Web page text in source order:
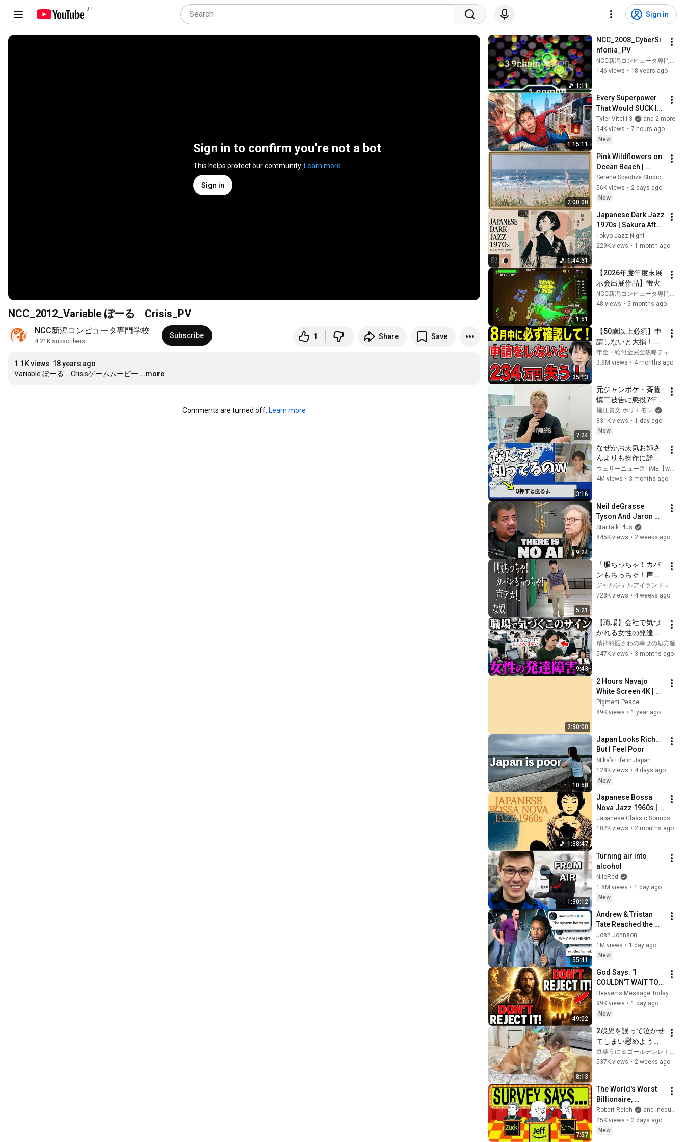
JP
Sign in
Sign in to confirm you’re not a bot
This helps protect our community. Learn more
Sign in
NCC_2012_Variable ぼーる Crisis_PV
NCC新潟コンピュータ専門学校
4.21K subscribers
Subscribe 1 Share Save
1.1K views 18 years ago
Variable ぼーる　Crisisゲームムービー ...more
Comments are turned off. Learn more
1:11
NCC_2008_CyberSi
nfonia_PV
NCC新潟コンピュータ専門学校
146 views • 18 years ago
1:15:11
Every Superpower
That Would SUCK In
Real Life..
Tyler Vitelli 3
and 2 more
54K views • 7 hours ago
New
2:00:00
Pink Wildflowers on
Ocean Beach |
Vintage Coastal
Seascape Oil
Painting | 4K
Screensaver
Serene Spective Studio
56K views • 2 days ago
New
1:44:51
Japanese Dark Jazz
1970s | Sakura After
Midnight
Tokyo Jazz Night
229K views • 1 month ago
1:51
【2026年度年度末展
示会出展作品】蛍火
NCC新潟コンピュータ専門学校
48 views • 5 months ago
25:13
【50歳以上必須】申
請しないと大損！ね
んきん定期便に載ら
ない年金4選！
3.9M views • 4 months ago
7:24
元ジャンポケ・斉藤
慎二被告に懲役7年が
求刑された件につい
て解説します
堀江貴文 ホリエモン
331K views • 1 day ago
New
3:16
なぜかお天気お姉さ
んよりも操作に詳し
い視聴者が異常
w【戸北美月】
ウェザーニュースTiME【weather news live切り抜き】
4M views • 3 months ago
9:24
Neil deGrasse
Tyson And Jaron
Lanier on the AI
Illusion
StarTalk Plus
845K views • 2 weeks ago
5:21
「服ちっちゃ！カバ
ンもちっちゃ！声デ
カ！」な奴
ジャルジャルアイランド JARUJARU ISLAND
728K views • 4 weeks ago
9:43
【職場】会社で気づ
かれる女性の発達障
害サイン５選!| アス
ペルガー症候群| 自閉
ADHD・ASD・LD
精神科医さわの幸せの処方箋
547K views • 3 months ago
2:30:00
2 Hours Navajo
White Screen 4K |
Background |
Backdrop |
TV
Pigment Peace
89K views • 1 year ago
10:58
Japan Looks Rich…
But I Feel Poor
Mika’s Life in Japan
128K views • 4 days ago
New
1:38:47
Japanese Bossa
Nova Jazz 1960s |
Two Sugars, No
Hurry
Japanese Classic Soundscapes
102K views • 2 months ago
1:30:12
Turning air into
alcohol
NileRed
1.8M views • 1 day ago
New
55:41
Andrew & Tristan
Tate Reached the
End of the Algorithm
Josh Johnson
1M views • 1 day ago
New
49:02
God Says: "I
COULDN'T WAIT TO
GIVE THIS TO YOU" |
God Message
Today ~ Gods
Heaven's Message Today and God’s Daily Blessings
99K views • 1 day ago
New
8:13
2歳児を誤って泣かせ
てしまい慰めようと
してくれる豆柴が優
しすぎました...
537K views • 2 weeks ago
7:57
The World's Worst
Billionaire,
Revealed
Robert Reich
and Inequality Media
45K views • 2 days ago
New